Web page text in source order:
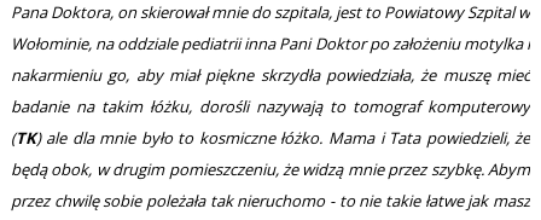
Pana Doktora, on skierował mnie do szpitala, jest to Powiatowy Szpital w
Wołominie, na oddziale pediatrii inna Pani Doktor po założeniu motylka i
nakarmieniu go, aby miał piękne skrzydła powiedziała, że muszę mieć
badanie na takim łóżku, dorośli nazywają to tomograf komputerowy
(TK) ale dla mnie było to kosmiczne łóżko. Mama i Tata powiedzieli, że
będą obok, w drugim pomieszczeniu, że widzą mnie przez szybkę. Abym
przez chwilę sobie poleżała tak nieruchomo - to nie takie łatwe jak masz